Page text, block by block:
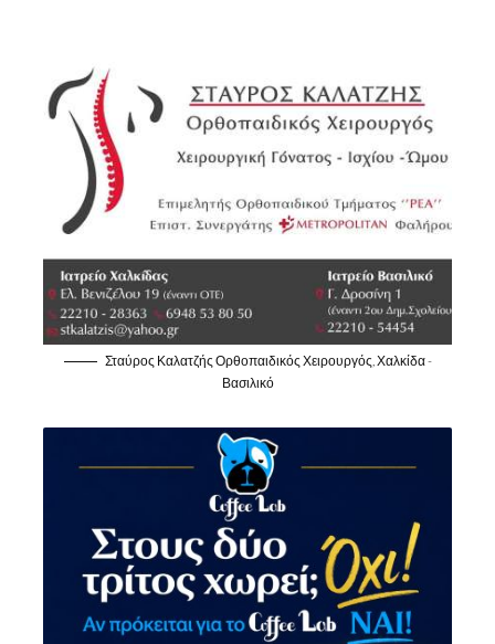
Σταύρος Καλατζής Ορθοπαιδικός Χειρουργός, Χαλκίδα -
Βασιλικό